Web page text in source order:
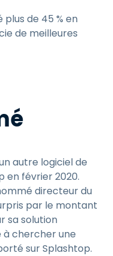
de 45 % en
de meilleures
autre logiciel de
en février 2020.
directeur du
par le montant
sa solution
à chercher une
sur Splashtop.